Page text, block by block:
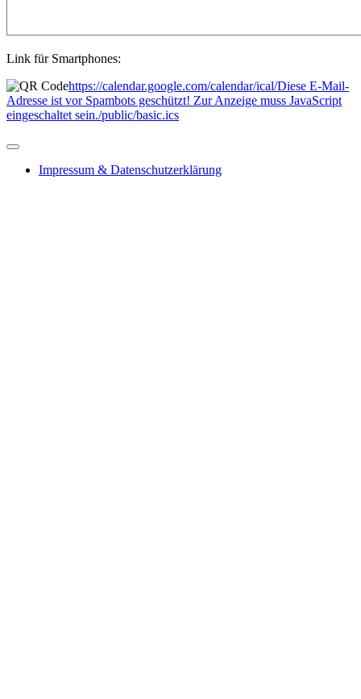
Link für Smartphones:
https://calendar.google.com/calendar/ical/Diese E-Mail-
Adresse ist vor Spambots geschützt! Zur Anzeige muss JavaScript
eingeschaltet sein./public/basic.ics
Impressum & Datenschutzerklärung